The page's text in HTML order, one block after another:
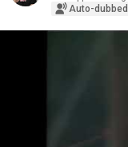
Auto-dubbed